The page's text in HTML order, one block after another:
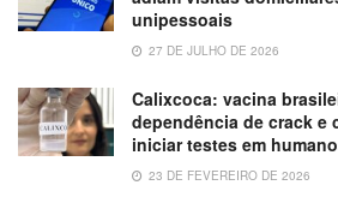
unipessoais
27 DE JULHO DE 2026
Calixcoca: vacina
dependência de crack e
iniciar testes em
23 DE FEVEREIRO DE 2026